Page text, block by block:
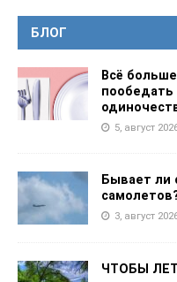
БЛОГ
Всё
пообедать
5, август
Бывает ли
3, август
ЧТОБЫ